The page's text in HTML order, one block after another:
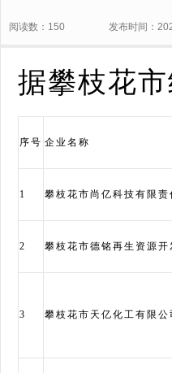
阅读数：150 发布时间：
据攀枝花
序号 企业名称
1 攀枝花市尚亿科技有限责
2 攀枝花市德铭再生资源开
3 攀枝花市天亿化工有限公